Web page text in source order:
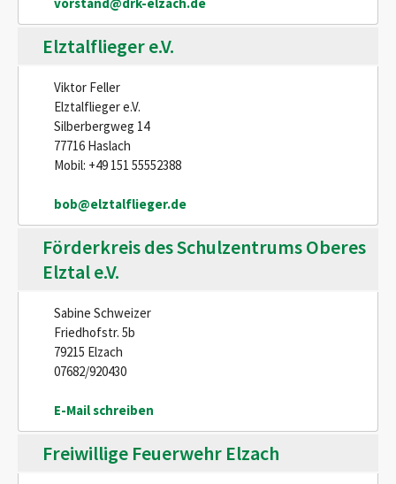
Elztalflieger e.V.
Viktor Feller
Elztalflieger e.V.
Silberbergweg 14
77716 Haslach
Mobil: +49 151 55552388
bob@elztalflieger.de
Förderkreis des Schulzentrums Oberes
Elztal e.V.
Sabine Schweizer
Friedhofstr. 5b
79215 Elzach
07682/920430
E-Mail schreiben
Freiwillige Feuerwehr Elzach